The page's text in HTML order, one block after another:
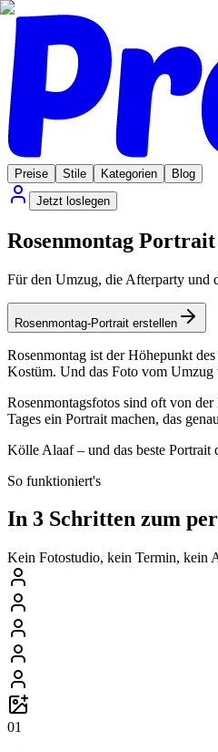
Preise Stile Kategorien
Blog
Jetzt loslegen
Rosenmontag
Für den Umzug, die Afterparty und
Rosenmontag-Portrait erstellen
Rosenmontag ist der Höhepunkt
Kostüm. Und das Foto vom
Rosenmontagsfotos sind oft von
Tages ein Portrait machen, das
Kölle Alaaf – und das beste Portrait
So funktioniert's
In 3 Schritten zum
Kein Fotostudio, kein Termin, kein
01